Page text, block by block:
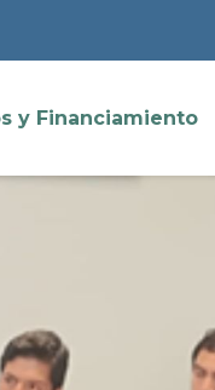
y Financiamiento